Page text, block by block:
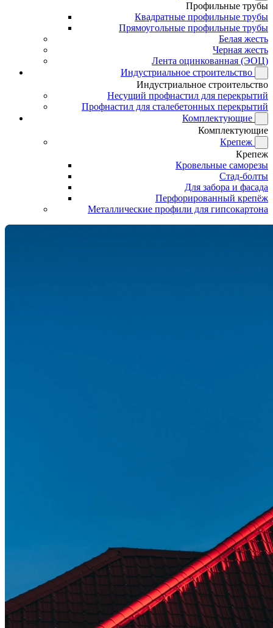
Профильные трубы
Квадратные профильные трубы
Прямоугольные профильные трубы
Белая жесть
Черная жесть
Лента оцинкованная (ЭОЦ)
Индустриальное строительство
Индустриальное строительство
Несущий профнастил для перекрытий
Профнастил для сталебетонных перекрытий
Комплектующие
Комплектующие
Крепеж
Крепеж
Кровельные саморезы
Стад-болты
Для забора и фасада
Перфорированный крепёж
Металлические профили для гипсокартона